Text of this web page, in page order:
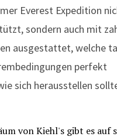
Everest Expedition
sondern auch mit
ausgestattet, welche
perfekt
sich herausstellen